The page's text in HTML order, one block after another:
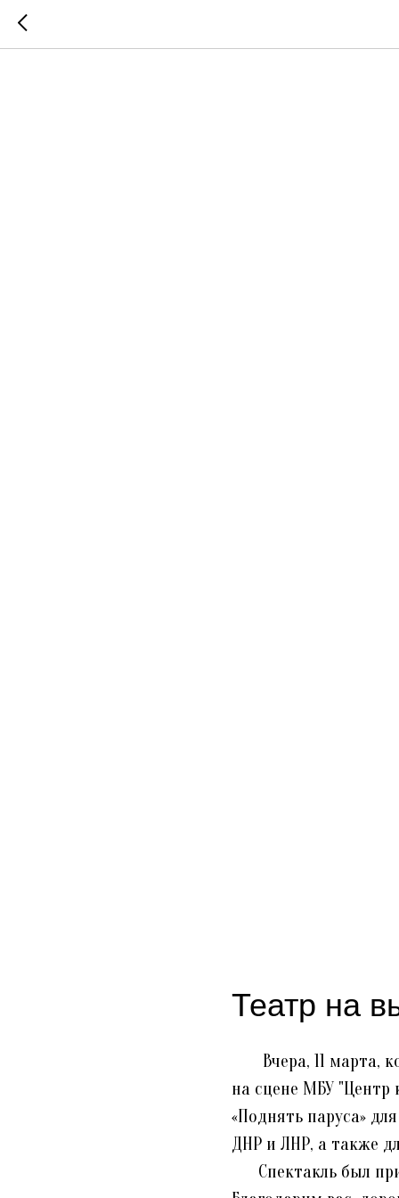
Театр на
Вчера, 11 марта,
на сцене МБУ "Центр
«Поднять паруса»
ДНР и ЛНР, а также
Спектакль был